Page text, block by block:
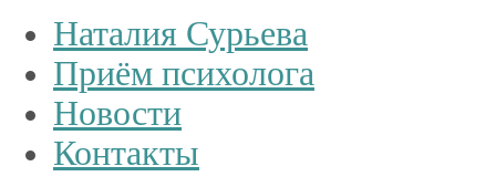
Наталия Сурьева
Приём психолога
Новости
Контакты